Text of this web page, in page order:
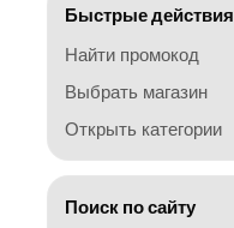
Быстрые действия
Найти промокод
Выбрать магазин
Открыть категории
Поиск по сайту